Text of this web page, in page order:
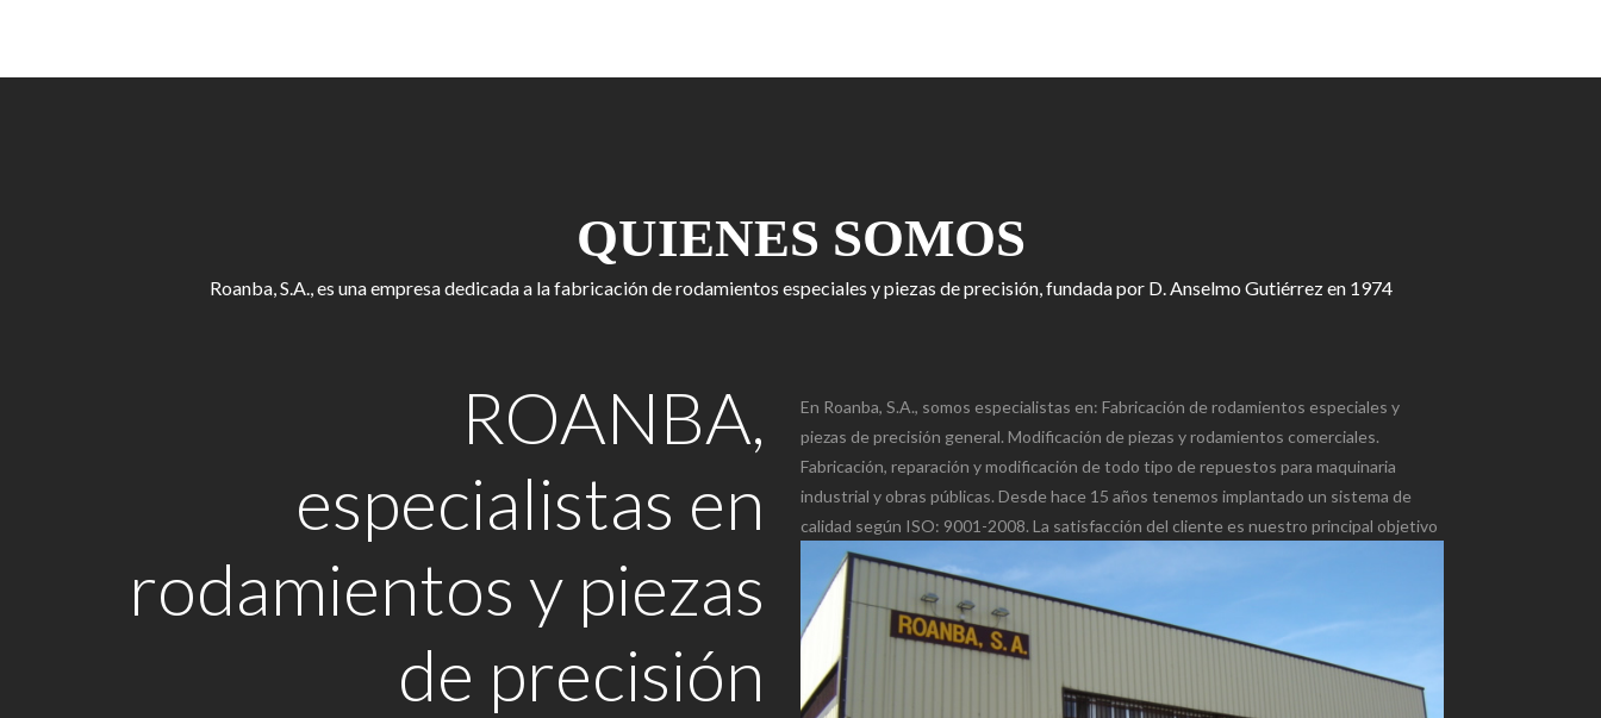
QUIENES SOMOS
Roanba, S.A., es una empresa dedicada a la fabricación de rodamientos especiales y piezas de precisión, fundada por D. Anselmo Gutiérrez en 1974
ROANBA,
especialistas en
rodamientos y piezas
de precisión
En Roanba, S.A., somos especialistas en: Fabricación de rodamientos especiales y
piezas de precisión general. Modificación de piezas y rodamientos comerciales.
Fabricación, reparación y modificación de todo tipo de repuestos para maquinaria
industrial y obras públicas. Desde hace 15 años tenemos implantado un sistema de
calidad según ISO: 9001-2008. La satisfacción del cliente es nuestro principal objetivo